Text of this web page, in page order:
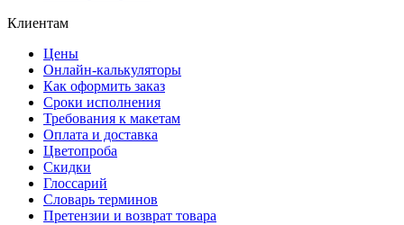
Клиентам
Цены
Онлайн-калькуляторы
Как оформить заказ
Сроки исполнения
Требования к макетам
Оплата и доставка
Цветопроба
Скидки
Глоссарий
Словарь терминов
Претензии и возврат товара